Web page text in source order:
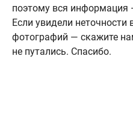
поэтому вся информация
Если увидели неточности
фотографий — скажите
не путались. Спасибо.